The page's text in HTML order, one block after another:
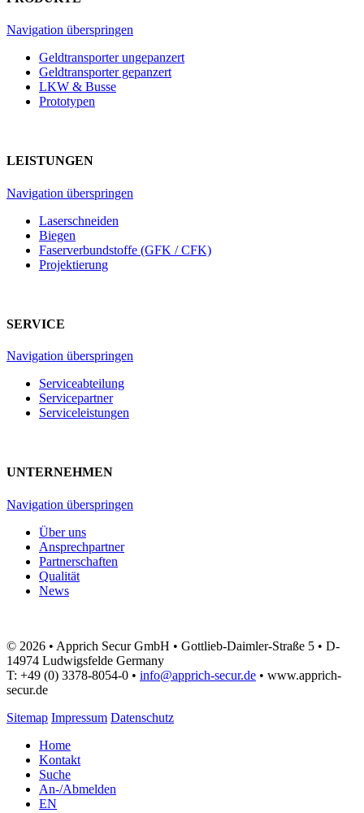
Navigation überspringen
Geldtransporter ungepanzert
Geldtransporter gepanzert
LKW & Busse
Prototypen
LEISTUNGEN
Navigation überspringen
Laserschneiden
Biegen
Faserverbundstoffe (GFK / CFK)
Projektierung
SERVICE
Navigation überspringen
Serviceabteilung
Servicepartner
Serviceleistungen
UNTERNEHMEN
Navigation überspringen
Über uns
Ansprechpartner
Partnerschaften
Qualität
News
© 2026 • Apprich Secur GmbH • Gottlieb-Daimler-Straße 5 • D-
14974 Ludwigsfelde Germany
T: +49 (0) 3378-8054-0 • info@apprich-secur.de • www.apprich-
secur.de
Sitemap Impressum Datenschutz
Home
Kontakt
Suche
An-/Abmelden
EN